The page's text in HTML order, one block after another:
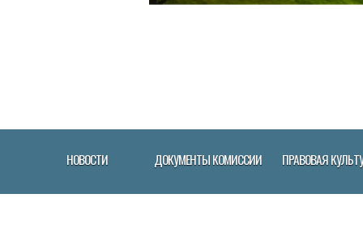
НОВОСТИ ДОКУМЕНТЫ КОМИССИИ ПРАВОВАЯ